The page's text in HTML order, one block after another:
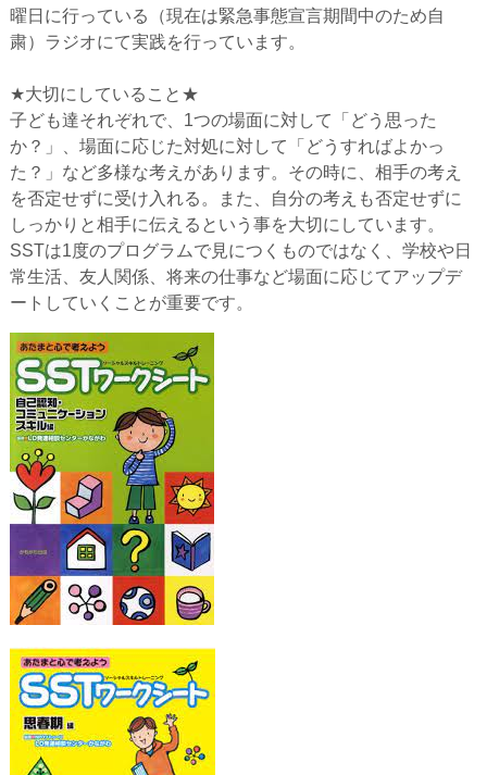
曜日に行っている（現在は緊急事態宣言期間中のため自
粛）ラジオにて実践を行っています。
★大切にしていること★
子ども達それぞれで、1つの場面に対して「どう思った
か？」、場面に応じた対処に対して「どうすればよかっ
た？」など多様な考えがあります。その時に、相手の考え
を否定せずに受け入れる。また、自分の考えも否定せずに
しっかりと相手に伝えるという事を大切にしています。
SSTは1度のプログラムで見につくものではなく、学校や日
常生活、友人関係、将来の仕事など場面に応じてアップデ
ートしていくことが重要です。